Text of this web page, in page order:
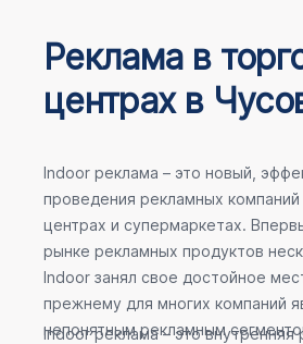
Реклама в
центрах в
Indoor реклама – это новый,
проведения рекламных компаний
центрах и супермаркетах.
рынке рекламных продуктов
Indoor занял свое достойное
прежнему для многих компаний
непонятным рекламным
Indoor реклама – это